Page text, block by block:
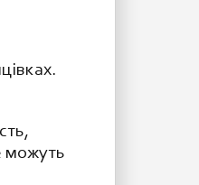
можуть